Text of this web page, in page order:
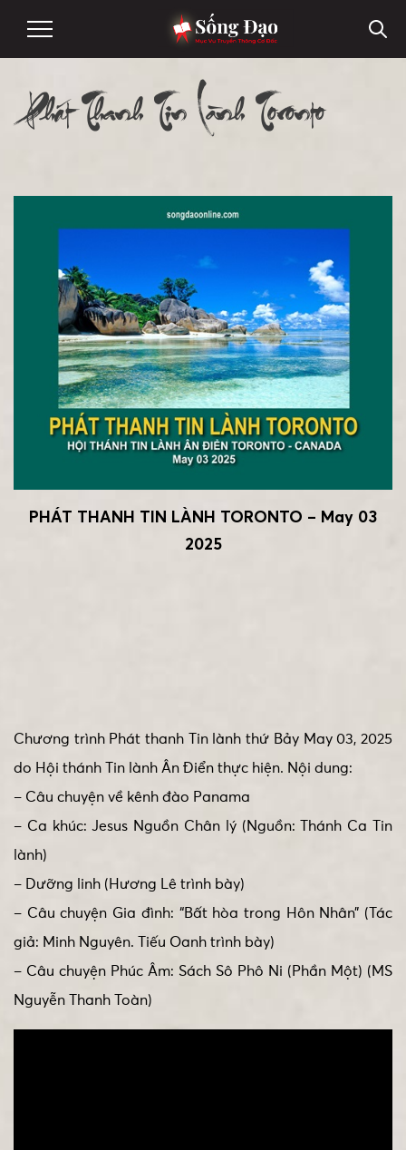
Phát Thanh Tin Lành Toronto
PHÁT THANH TIN LÀNH TORONTO – May 03
2025
Chương trình Phát thanh Tin lành thứ Bảy May 03, 2025
do Hội thánh Tin lành Ân Điển thực hiện. Nội dung:
– Câu chuyện về kênh đào Panama
– Ca khúc: Jesus Nguồn Chân lý (Nguồn: Thánh Ca Tin
lành)
– Dưỡng linh (Hương Lê trình bày)
– Câu chuyện Gia đình: “Bất hòa trong Hôn Nhân” (Tác
giả: Minh Nguyên. Tiếu Oanh trình bày)
– Câu chuyện Phúc Âm: Sách Sô Phô Ni (Phần Một) (MS
Nguyễn Thanh Toàn)